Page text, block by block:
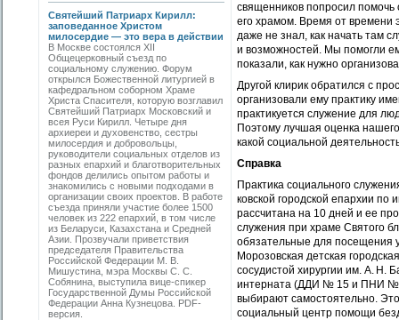
Святейший Патриарх Кирилл:
заповеданное Христом
милосердие — это вера в действии
В Москве состоялся XII
Общецерковный съезд по
социальному служению. Форум
открылся Божественной литургией в
кафедральном соборном Храме
Христа Спасителя, которую возглавил
Святейший Патриарх Московский и
всея Руси Кирилл. Четыре дня
архиереи и духовенство, сестры
милосердия и добровольцы,
руководители социальных отделов из
разных епархий и благотворительных
фондов делились опытом работы и
знакомились с новыми подходами в
организации своих проектов. В работе
съезда приняли участие более 1500
человек из 222 епархий, в том числе
из Беларуси, Казахстана и Средней
Азии. Прозвучали приветствия
председателя Правительства
Российской Федерации М. В.
Мишустина, мэра Москвы С. С.
Собянина, выступила вице-спикер
Государственной Думы Российской
Федерации Анна Кузнецова. PDF-
версия.
священников попросил помочь
его храмом. Время от времени
даже не знал, как начать там
и возможностей. Мы помогли
показали, как нужно
Другой клирик обратился с
организовали ему практику
практикуется служение для
Поэтому лучшая оценка
какой социальной
Справка
Практика социального
ковской городской епархии
рассчитана на 10 дней и ее
служения при храме Святого
обязательные для посещения
Морозовская детская
сосудистой хирургии им. А. Н.
интерната (ДДИ № 15 и ПНИ №
выбирают самостоятельно.
социальный центр помощи